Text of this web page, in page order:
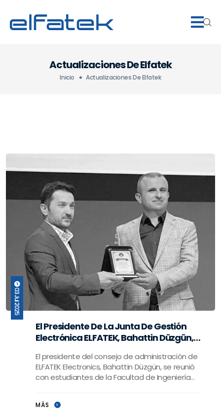
Actualizaciones De Elfatek
Inicio Actualizaciones De Elfatek
03 Jul 2025
El Presidente De La Junta De Gestión
Electrónica ELFATEK, Bahattin Düzgün,
Facultad De Ingeniería De La
Universidad Necmettin Erbakan.
El presidente del consejo de administración de
ELFATEK Electronics, Bahattin Düzgün, se reunió
con estudiantes de la Facultad de Ingeniería
MÁS